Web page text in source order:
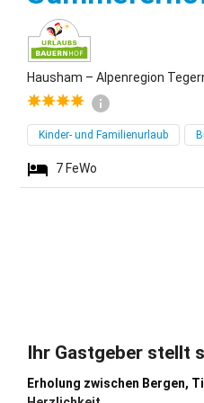
Hausham – Alpenregion
Kinder- und Familienurlaub
7 FeWo
Ihr Gastgeber stellt
Erholung zwischen Bergen,